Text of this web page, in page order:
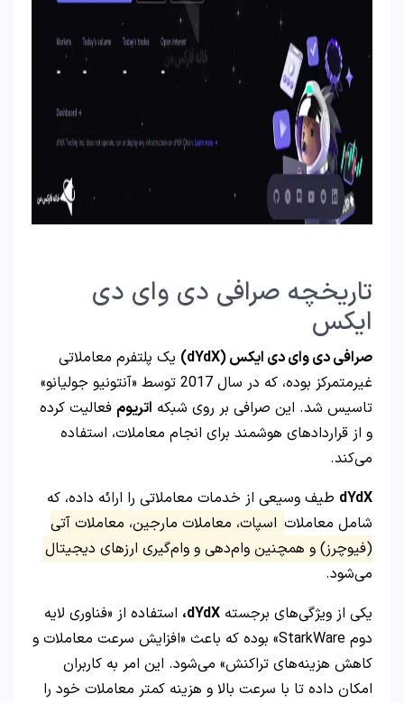
تاریخچه صرافی دی وای دی
ایکس
صرافی دی وای دی ایکس (dYdX)
یک پلتفرم معاملاتی
غیرمتمرکز بوده، که در سال 2017 توسط «آنتونیو جولیانو»
تاسیس شد. این صرافی بر روی شبکه اتریوم فعالیت کرده
و از قراردادهای هوشمند برای انجام معاملات، استفاده
می‌کند.
dYdX طیف وسیعی از خدمات معاملاتی را ارائه داده، که
شامل معاملات اسپات، معاملات مارجین، معاملات آتی
(فیوچرز) و همچنین وام‌دهی و وام‌گیری ارزهای دیجیتال
می‌شود.
یکی از ویژگی‌های برجسته dYdX، استفاده از «فناوری لایه
دوم StarkWare» بوده که باعث «افزایش سرعت معاملات و
کاهش هزینه‌های تراکنش» می‌شود. این امر به کاربران
امکان داده تا با سرعت بالا و هزینه کمتر معاملات خود را